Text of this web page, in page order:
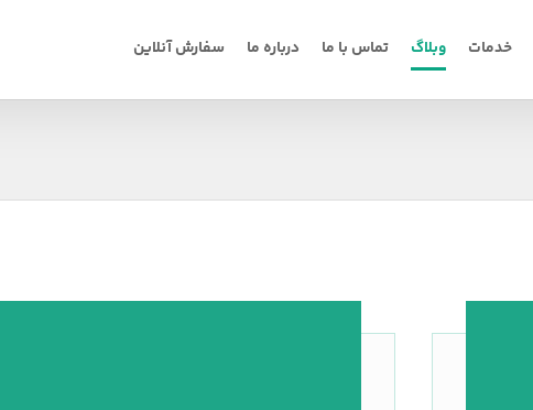
خدمات وبلاگ تماس با ما درباره ما سفارش آنلاین